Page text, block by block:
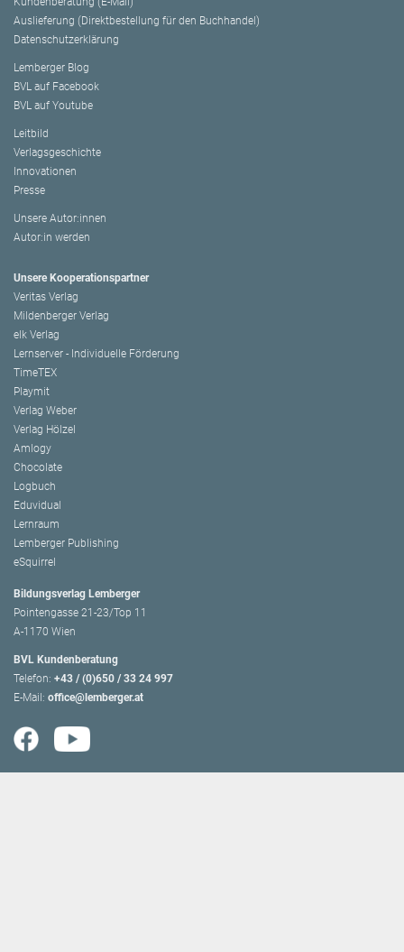
Auslieferung (Direktbestellung für den Buchhandel)
Datenschutzerklärung
Lemberger Blog
BVL auf Facebook
BVL auf Youtube
Leitbild
Verlagsgeschichte
Innovationen
Presse
Unsere Autor:innen
Autor:in werden
Unsere Kooperationspartner
Veritas Verlag
Mildenberger Verlag
elk Verlag
Lernserver - Individuelle Förderung
TimeTEX
Playmit
Verlag Weber
Verlag Hölzel
Amlogy
Chocolate
Logbuch
Eduvidual
Lernraum
Lemberger Publishing
eSquirrel
Bildungsverlag Lemberger
Pointengasse 21-23/Top 11
A-1170 Wien
BVL Kundenberatung
Telefon: +43 / (0)650 / 33 24 997
E-Mail: office@lemberger.at